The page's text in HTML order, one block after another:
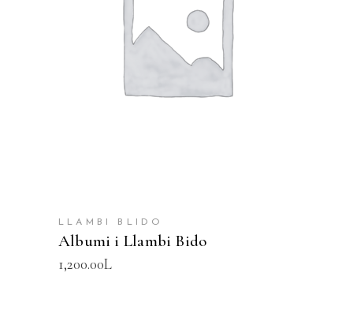
SHTOJE NË SHPORTË
LLAMBI BLIDO
Albumi i Llambi Bido
1,200.00L